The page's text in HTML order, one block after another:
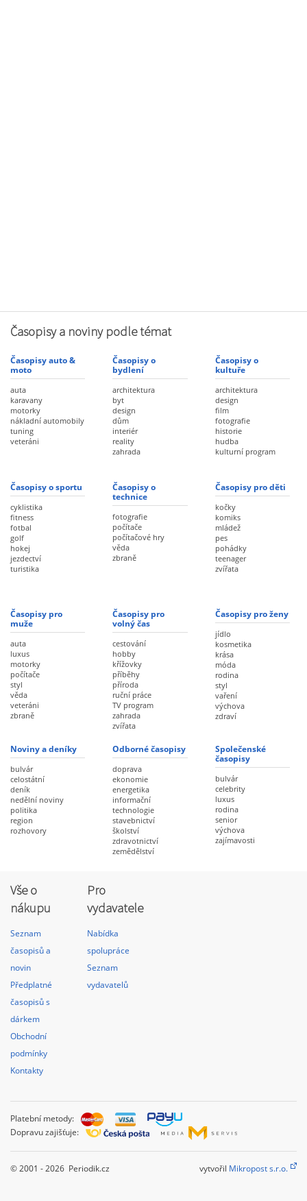
Časopisy a noviny podle témat
Časopisy auto &
moto
auta
karavany
motorky
nákladní automobily
tuning
veteráni
Časopisy o
bydlení
architektura
byt
design
dům
interiér
reality
zahrada
Časopisy o
kultuře
architektura
design
film
fotografie
historie
hudba
kulturní program
Časopisy o sportu
cyklistika
fitness
fotbal
golf
hokej
jezdectví
turistika
Časopisy o
technice
fotografie
počítače
počítačové hry
věda
zbraně
Časopisy pro děti
kočky
komiks
mládež
pes
pohádky
teenager
zvířata
Časopisy pro
muže
auta
luxus
motorky
počítače
styl
věda
veteráni
zbraně
Časopisy pro
volný čas
cestování
hobby
křížovky
příběhy
příroda
ruční práce
TV program
zahrada
zvířata
Časopisy pro ženy
jídlo
kosmetika
krása
móda
rodina
styl
vaření
výchova
zdraví
Noviny a deníky
bulvár
celostátní
deník
nedělní noviny
politika
region
rozhovory
Odborné časopisy
doprava
ekonomie
energetika
informační
technologie
stavebnictví
školství
zdravotnictví
zemědělství
Společenské
časopisy
bulvár
celebrity
luxus
rodina
senior
výchova
zajímavosti
Vše o
nákupu
Seznam
časopisů a
novin
Předplatné
časopisů s
dárkem
Obchodní
podmínky
Kontakty
Pro
vydavatele
Nabídka
spolupráce
Seznam
vydavatelů
Platební metody:
Dopravu zajišťuje:
© 2001 - 2026 Periodik.cz vytvořil Mikropost s.r.o.